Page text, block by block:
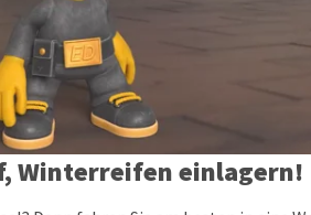
Winterreifen einlagern!